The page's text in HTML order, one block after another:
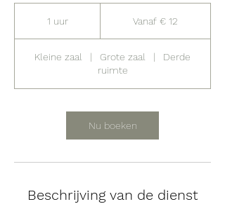
1 uur Vanaf € 12
Kleine zaal | Grote zaal |
Derde
ruimte
Nu boeken
Beschrijving van de dienst